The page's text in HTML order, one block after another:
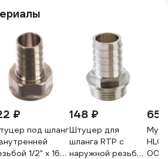
₽
под шланг
1/2" х 16
148 ₽
Штуцер для
шланга RTP с
наружной резьбой
65